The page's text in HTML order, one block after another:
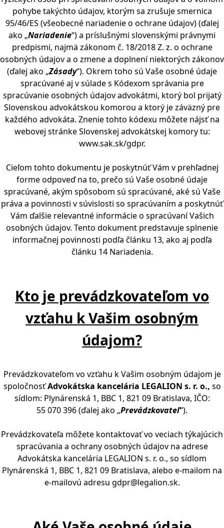
pohybe takýchto údajov, ktorým sa zrušuje smernica
95/46/ES (všeobecné nariadenie o ochrane údajov) (ďalej
ako „Nariadenie“) a príslušnými slovenskými právnymi
predpismi, najmä zákonom č. 18/2018 Z. z. o ochrane
osobných údajov a o zmene a doplnení niektorých zákonov
(ďalej ako „Zásady“). Okrem toho sú Vaše osobné údaje
spracúvané aj v súlade s Kódexom správania pre
spracúvanie osobných údajov advokátmi, ktorý bol prijatý
Slovenskou advokátskou komorou a ktorý je záväzný pre
každého advokáta. Znenie tohto kódexu môžete nájsť na
webovej stránke Slovenskej advokátskej komory tu:
www.sak.sk/gdpr.
Cieľom tohto dokumentu je poskytnúť Vám v prehľadnej
forme odpoveď na to, prečo sú Vaše osobné údaje
spracúvané, akým spôsobom sú spracúvané, aké sú Vaše
práva a povinnosti v súvislosti so spracúvaním a poskytnúť
Vám ďalšie relevantné informácie o spracúvaní Vašich
osobných údajov. Tento dokument predstavuje splnenie
informačnej povinnosti podľa článku 13, ako aj podľa
článku 14 Nariadenia.
Kto je prevádzkovateľom vo
vzťahu k Vašim osobným
údajom?
Prevádzkovateľom vo vzťahu k Vašim osobným údajom je
spoločnosťAdvokátska kancelária LEGALION s. r. o., so
sídlom: Plynárenská 1, BBC 1, 821 09 Bratislava, IČO:
55 070 396 (ďalej ako „Prevádzkovateľ“).
Prevádzkovateľa môžete kontaktovať vo veciach týkajúcich
spracúvania a ochrany osobných údajov na adrese
Advokátska kancelária LEGALION s. r. o., so sídlom
Plynárenská 1, BBC 1, 821 09 Bratislava, alebo e-mailom na
e-mailovú adresu gdpr@legalion.sk.